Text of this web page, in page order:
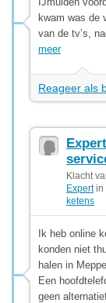
kwam was de
van de tv’s,
meer
Reageer als
Klacht
Expertin
ketens
Ik heb online
konden niet
halen in
Een
geen